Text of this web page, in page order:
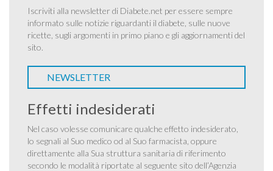
Iscriviti alla newsletter di Diabete.net per essere sempre
informato sulle notizie riguardanti il diabete, sulle nuove
ricette, sugli argomenti in primo piano e gli aggiornamenti del
sito.
NEWSLETTER
Effetti indesiderati
Nel caso volesse comunicare qualche effetto indesiderato,
lo segnali al Suo medico od al Suo farmacista, oppure
direttamente alla Sua struttura sanitaria di riferimento
secondo le modalità riportate al seguente sito dell’Agenzia